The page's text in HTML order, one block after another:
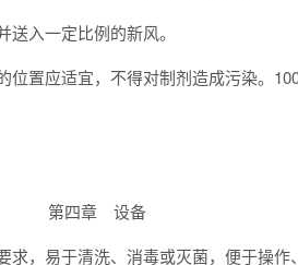
入一定比例的新风。
置应适宜，不得对制剂造成污染。100
第四章 设备
，易于清洗、消毒或灭菌，便于操作